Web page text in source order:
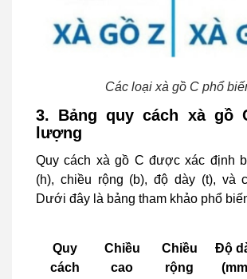
Các loại xà gồ C phổ
3. Bảng quy cách xà gồ
lượng
Quy cách xà gồ C được xác định
(h), chiều rộng (b), độ dày (t), và
Dưới đây là bảng tham khảo phổ
Quy
cách
Chiều
cao
Chiều
rộng
Độ